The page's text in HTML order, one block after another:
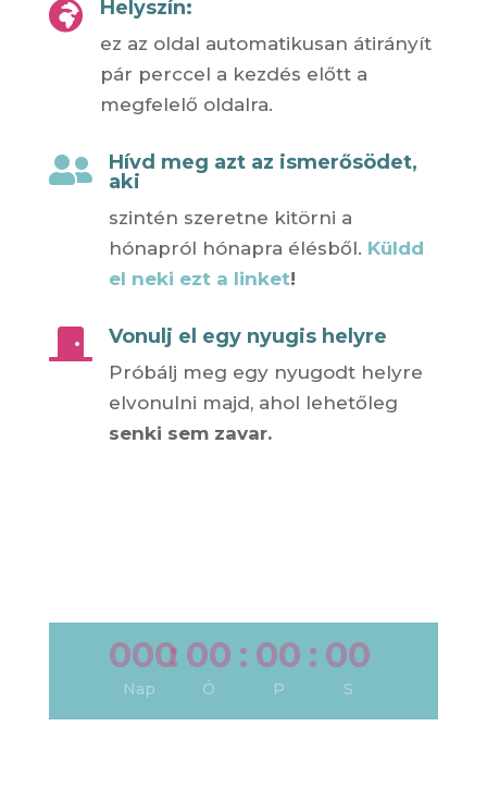
 Helyszín:
ez az oldal automatikusan átirányít
pár perccel a kezdés előtt a
megfelelő oldalra.

Hívd meg azt az ismerősödet,
aki
szintén szeretne kitörni a
hónapról hónapra élésből. Küldd
el neki ezt a linket!
 Vonulj el egy nyugis helyre
Próbálj meg egy nyugodt helyre
elvonulni majd, ahol lehetőleg
senki sem zavar.
000
Nap
: 00
Ó
: 00
P
: 00
S